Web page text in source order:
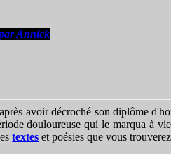
Annick
avoir décroché son diplôme
douloureuse qui le marqua à
textes et poésies que vous